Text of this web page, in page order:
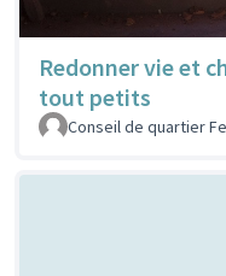
Redonner vie et
tout petits
Conseil de quartier